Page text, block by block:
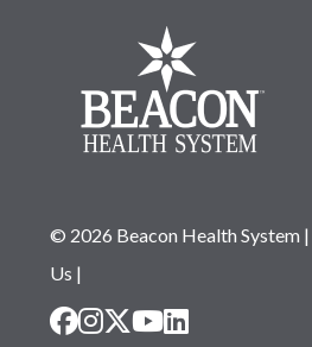
© 2026 Beacon Health System|
Us |